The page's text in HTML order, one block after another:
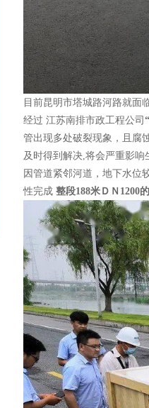
目前昆明市塔城路河路就面
经过 江苏南排市政工程公司
管出现多处破裂现象，且腐
及时得到解决,将会严重影
因管道紧邻河道，地下水位
性完成 整段188米ＤＮ1200的